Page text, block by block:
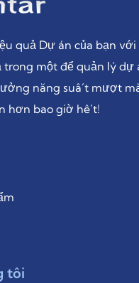
quả Dự án của bạn với
một để quản lý dự
năng suất mượt
hơn bao giờ hết!
tôi